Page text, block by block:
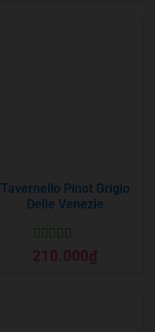
Tavernello Pinot Grigio
Delle Venezie
Được xếp
hạng55 sao
210.000₫